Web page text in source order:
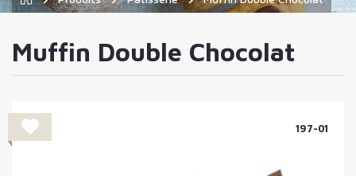
Muffin Double Chocolat
197-01